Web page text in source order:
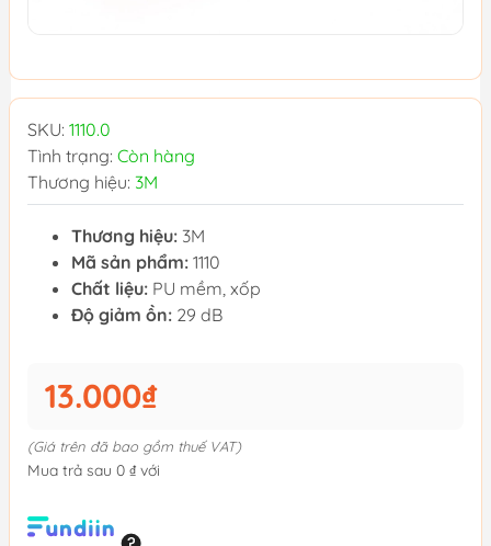
SKU: 1110.0
Tình trạng: Còn hàng
Thương hiệu: 3M
Thương hiệu: 3M
Mã sản phẩm: 1110
Chất liệu: PU mềm, xốp
Độ giảm ồn: 29 dB
13.000₫
(Giá trên đã bao gồm thuế VAT)
Mua trả sau 0 ₫ với